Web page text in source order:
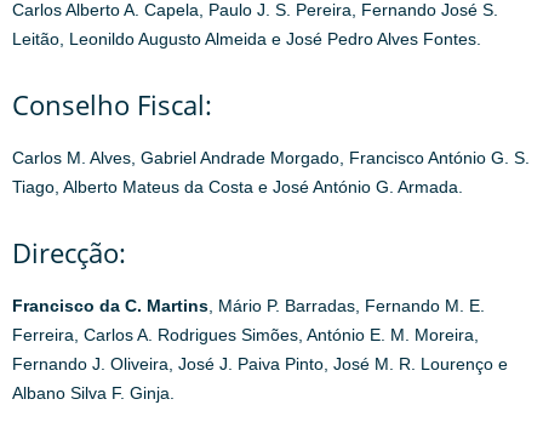
Carlos Alberto A. Capela, Paulo J. S. Pereira, Fernando José S.
Leitão, Leonildo Augusto Almeida e José Pedro Alves Fontes.
Conselho Fiscal:
Carlos M. Alves, Gabriel Andrade Morgado, Francisco António G. S.
Tiago, Alberto Mateus da Costa e José António G. Armada.
Direcção:
Francisco da C. Martins , Mário P. Barradas, Fernando M. E.
Ferreira, Carlos A. Rodrigues Simões, António E. M. Moreira,
Fernando J. Oliveira, José J. Paiva Pinto, José M. R. Lourenço e
Albano Silva F. Ginja.